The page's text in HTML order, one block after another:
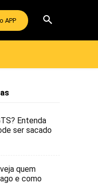
APP
Entenda
ser sacado
quem
e como